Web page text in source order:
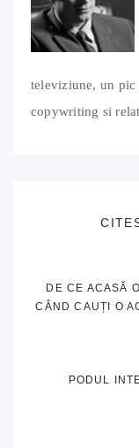
televiziune, un pic
copywriting si
DE CE ACASĂ
CÂND CAUȚI O
PODUL